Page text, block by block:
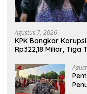
Agustus 7, 2026
KPK Bongkar
Rp322,18 Miliar, Tiga